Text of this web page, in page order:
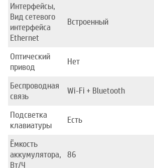
Интерфейсы,
Вид сетевого
интерфейса
Ethernet
Встроенный
Оптический
привод
Нет
Беспроводная
связь
Wi-Fi + Bluetooth
Подсветка
клавиатуры
Есть
Ёмкость
аккумулятора,
Вт/Ч
86